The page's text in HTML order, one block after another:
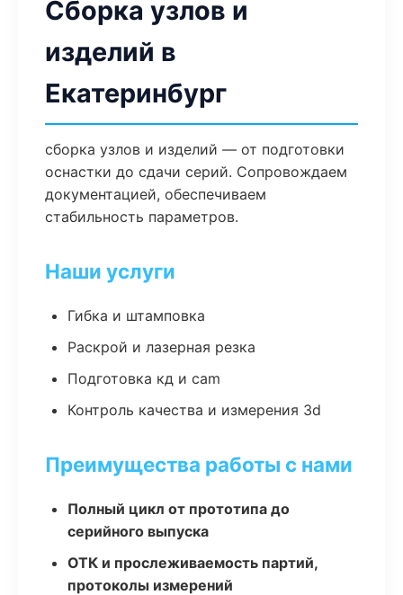
Сборка узлов и
изделий в
Екатеринбург
сборка узлов и изделий — от подготовки
оснастки до сдачи серий. Сопровождаем
документацией, обеспечиваем
стабильность параметров.
Наши услуги
Гибка и штамповка
Раскрой и лазерная резка
Подготовка кд и cam
Контроль качества и измерения 3d
Преимущества работы с нами
Полный цикл от прототипа до
серийного выпуска
ОТК и прослеживаемость партий,
протоколы измерений